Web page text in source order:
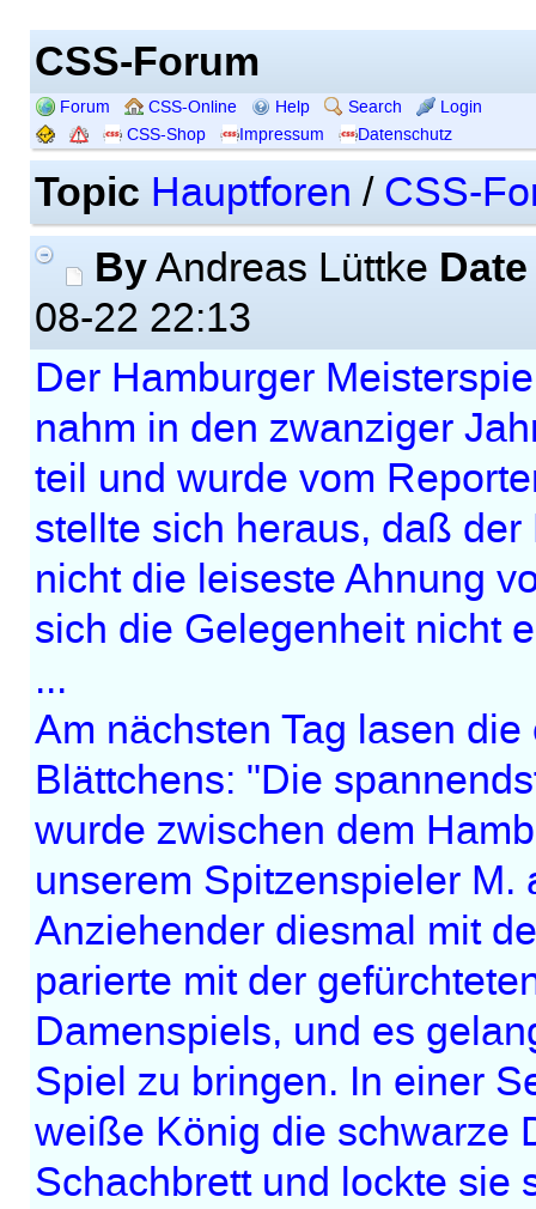
CSS-Forum
Forum CSS-Online Help Search
Login
CSS-Shop
Impressum Datenschutz
Topic Hauptforen / CSS-
ByAndreas Lüttke Date
08-22 22:13
Der Hamburger
nahm in den zwanziger
teil und wurde vom
stellte sich heraus, daß
nicht die leiseste Ahnung
sich die Gelegenheit nicht
...
Am nächsten Tag lasen
Blättchens: "Die
wurde zwischen dem
unserem Spitzenspieler M.
Anziehender diesmal mit
parierte mit der
Damenspiels, und es
Spiel zu bringen. In einer
weiße König die schwarze
Schachbrett und lockte sie